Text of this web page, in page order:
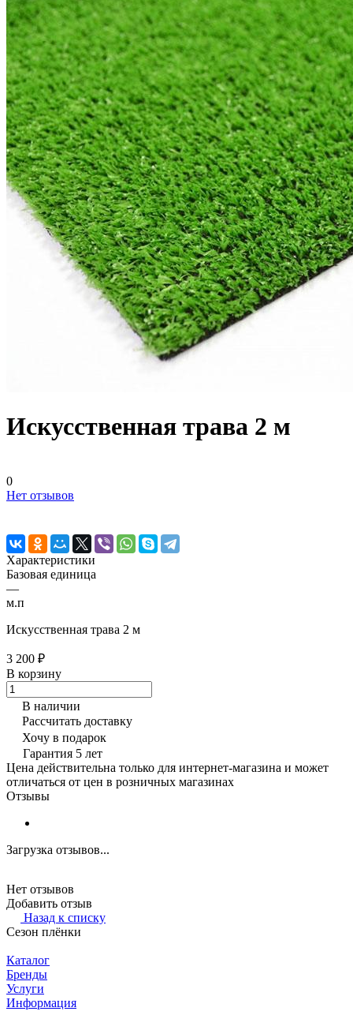
Искусственная трава 2 м
0
Нет отзывов
Характеристики
Базовая единица
—
м.п
Искусственная трава 2 м
3 200 ₽
В корзину
В наличии
Рассчитать доставку
Хочу в подарок
Гарантия 5 лет
Цена действительна только для интернет-магазина и может
отличаться от цен в розничных магазинах
Отзывы
Загрузка отзывов...
Нет отзывов
Добавить отзыв
Назад к списку
Сезон плёнки
Каталог
Бренды
Услуги
Информация